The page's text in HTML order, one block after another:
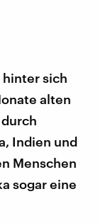
hinter sich
alten
Indien und
Menschen
sogar eine